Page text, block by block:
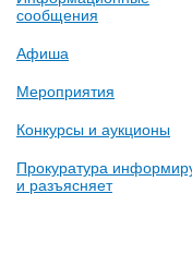
сообщения
Афиша
Мероприятия
Конкурсы и аукционы
Прокуратура
и разъясняет